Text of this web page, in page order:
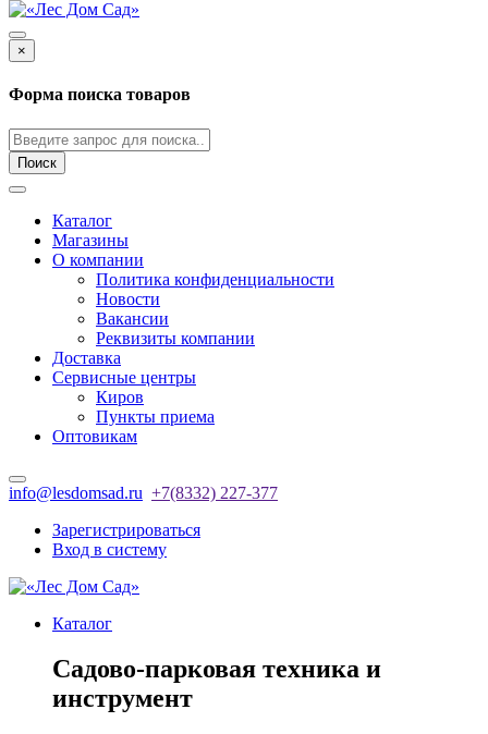
×
Форма поиска товаров
Поиск
Каталог
Магазины
О компании
Политика конфиденциальности
Новости
Вакансии
Реквизиты компании
Доставка
Сервисные центры
Киров
Пункты приема
Оптовикам
info@lesdomsad.ru +7(8332) 227-377
Зарегистрироваться
Вход в систему
Каталог
Садово-парковая техника и
инструмент